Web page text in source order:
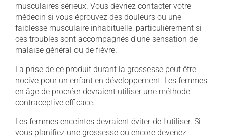
musculaires sérieux. Vous devriez contacter votre
médecin si vous éprouvez des douleurs ou une
faiblesse musculaire inhabituelle, particulièrement si
ces troubles sont accompagnés d'une sensation de
malaise général ou de fièvre.
La prise de ce produit durant la grossesse peut être
nocive pour un enfant en développement. Les femmes
en âge de procréer devraient utiliser une méthode
contraceptive efficace.
Les femmes enceintes devraient éviter de l'utiliser. Si
vous planifiez une grossesse ou encore devenez